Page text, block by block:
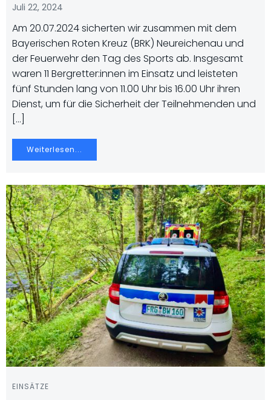
Juli 22, 2024
Am 20.07.2024 sicherten wir zusammen mit dem
Bayerischen Roten Kreuz (BRK) Neureichenau und
der Feuerwehr den Tag des Sports ab. Insgesamt
waren 11 Bergretter:innen im Einsatz und leisteten
fünf Stunden lang von 11.00 Uhr bis 16.00 Uhr ihren
Dienst, um für die Sicherheit der Teilnehmenden und
[…]
Weiterlesen...
EINSÄTZE